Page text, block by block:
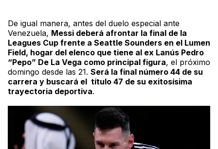
De igual manera, antes del duelo especial ante
Venezuela, Messi deberá afrontar la final de la
Leagues Cup frente a Seattle Sounders en el Lumen
Field, hogar del elenco que tiene al ex Lanús Pedro
“Pepo” De La Vega como principal figura, el próximo
domingo desde las 21. Será la final número 44 de su
carrera y buscará el título 47 de su exitosísima
trayectoria deportiva.